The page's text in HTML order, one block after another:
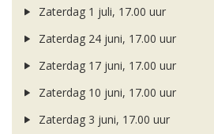
Zaterdag 1 juli, 17.00 uur
Zaterdag 24 juni, 17.00 uur
Zaterdag 17 juni, 17.00 uur
Zaterdag 10 juni, 17.00 uur
Zaterdag 3 juni, 17.00 uur